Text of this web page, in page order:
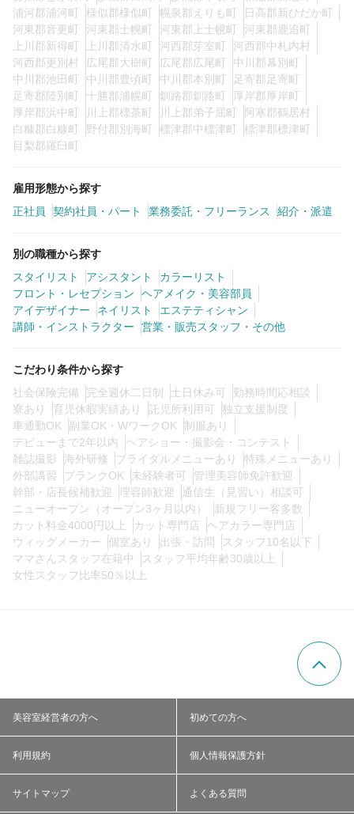
浦河郡浦河町
様似郡様似町 幌泉郡えりも町
日高郡新ひだか町
河東郡音更町
河東郡士幌町 河東郡上士幌町
河東郡鹿追町
上川郡新得町
上川郡清水町 河西郡芽室町
河西郡中札内村
河西郡更別村
広尾郡大樹町 広尾郡広尾町
中川郡幕別町
中川郡池田町
中川郡豊頃町 中川郡本別町
足寄郡足寄町
足寄郡陸別町
十勝郡浦幌町 釧路郡釧路町
厚岸郡厚岸町
厚岸郡浜中町
川上郡標茶町 川上郡弟子屈町
阿寒郡鶴居村
白糠郡白糠町
野付郡別海町 標津郡中標津町
標津郡標津町
目梨郡羅臼町
雇用形態から探す
正社員
契約社員・パート 業務委託・フリーランス 紹介・派遣
別の職種から探す
スタイリスト
アシスタント
カラーリスト
フロント・レセプション
ヘアメイク・美容部員
アイデザイナー
ネイリスト
エステティシャン
講師・インストラクター
営業・販売スタッフ・その他
こだわり条件から探す
社会保険完備
完全週休二日制 土日休み可
勤務時間応相談
寮あり
育児休暇実績あり 託児所利用可
独立支援制度
車通勤OK
副業OK・WワークOK 制服あり
デビューまで2年以内
ヘアショー・撮影会・コンテスト
雑誌撮影
海外研修 ブライダルメニューあり
特殊メニューあり
外部講習
ブランクOK 未経験者可
管理美容師免許歓迎
幹部・店長候補歓迎
理容師歓迎
通信生（見習い）相談可
ニューオープン（オープン3ヶ月以内）
新規フリー客多数
カット料金4000円以上
カット専門店
ヘアカラー専門店
ウィッグメーカー
個室あり 出張・訪問
スタッフ10名以下
ママさんスタッフ在籍中
スタッフ平均年齢30歳以上
女性スタッフ比率50％以上
美容室経営者の方へ 初めての方へ
利用規約 個人情報保護方針
サイトマップ よくある質問